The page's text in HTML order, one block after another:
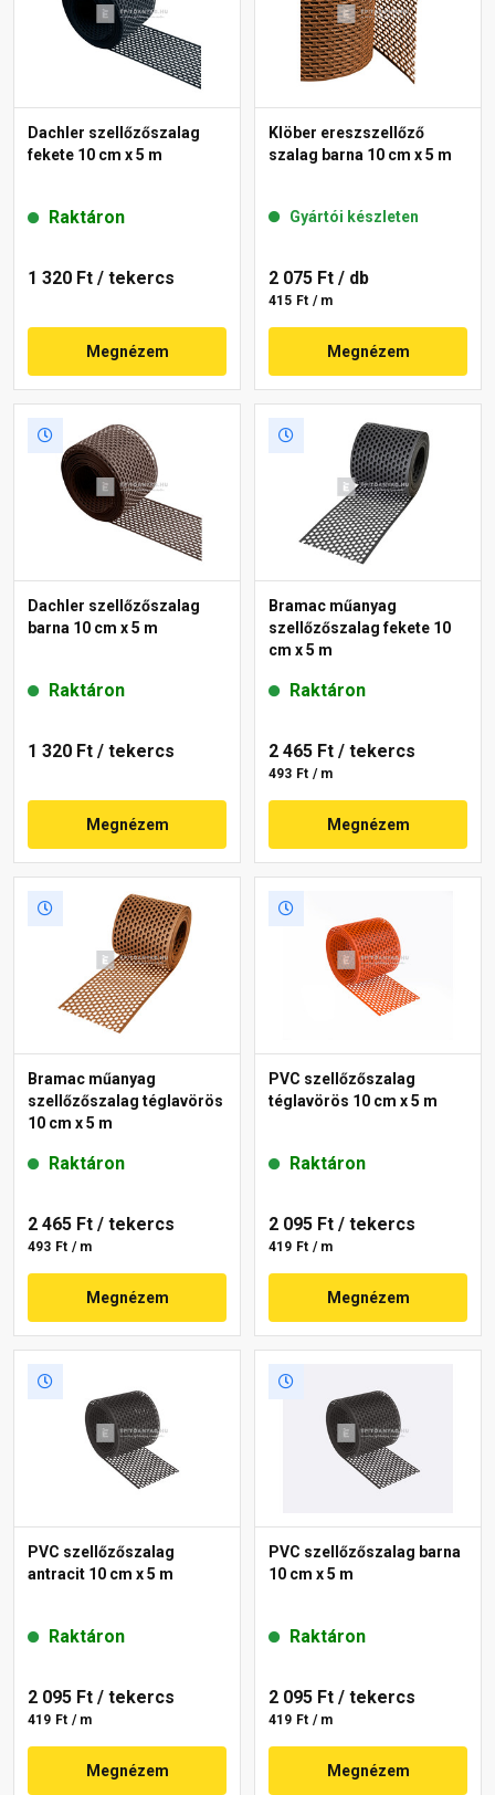
Dachler szellőzőszalag
fekete 10 cm x 5 m
Raktáron
1 320 Ft / tekercs
Megnézem
Klöber ereszszellőző
szalag barna 10 cm x 5 m
Gyártói készleten
2 075 Ft / db
415 Ft / m
Megnézem
Dachler szellőzőszalag
barna 10 cm x 5 m
Raktáron
1 320 Ft / tekercs
Megnézem
Bramac műanyag
szellőzőszalag fekete 10
cm x 5 m
Raktáron
2 465 Ft / tekercs
493 Ft / m
Megnézem
Bramac műanyag
szellőzőszalag téglavörös
10 cm x 5 m
Raktáron
2 465 Ft / tekercs
493 Ft / m
Megnézem
PVC szellőzőszalag
téglavörös 10 cm x 5 m
Raktáron
2 095 Ft / tekercs
419 Ft / m
Megnézem
PVC szellőzőszalag
antracit 10 cm x 5 m
Raktáron
2 095 Ft / tekercs
419 Ft / m
Megnézem
PVC szellőzőszalag barna
10 cm x 5 m
Raktáron
2 095 Ft / tekercs
419 Ft / m
Megnézem